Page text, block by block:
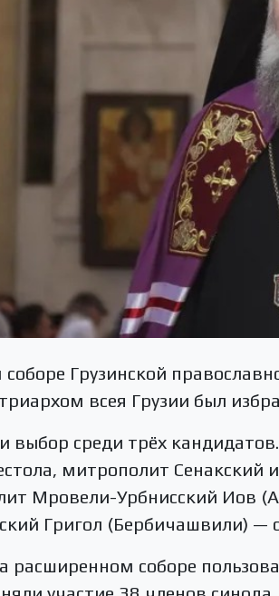
Грузинской
всея Грузии был
выбор среди трёх
митрополит
Мровели-Урбнисский Иов
Григол (Бербичашвили) —
расширенном соборе